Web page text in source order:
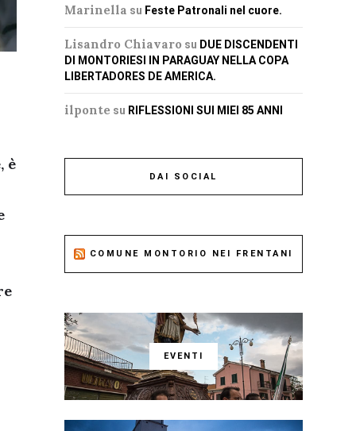
è
Marinella su Feste Patronali nel cuore.
Lisandro Chiavaro su DUE DISCENDENTI
DI MONTORIESI IN PARAGUAY NELLA COPA
LIBERTADORES DE AMERICA.
ilponte su RIFLESSIONI SUI MIEI 85 ANNI
DAI SOCIAL
COMUNE MONTORIO NEI FRENTANI
EVENTI